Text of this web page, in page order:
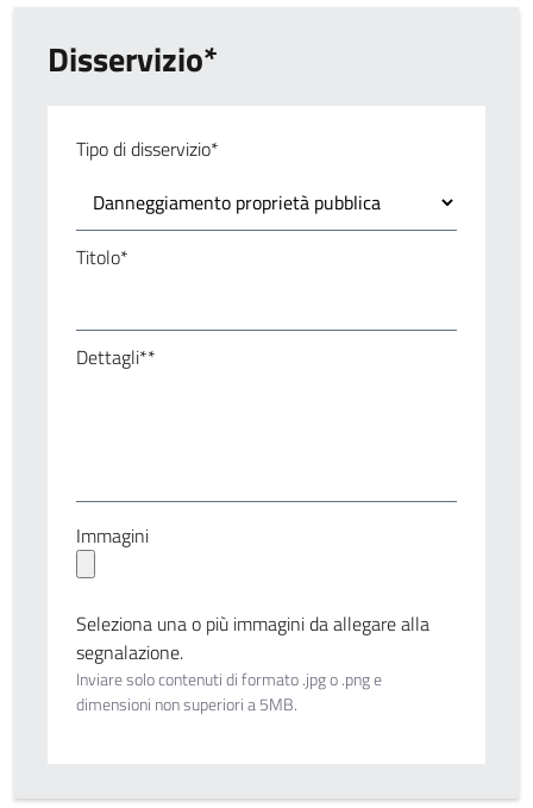
Disservizio*
Tipo di disservizio*
Titolo*
Dettagli**
Immagini
Seleziona una o più immagini da allegare alla
segnalazione.
Inviare solo contenuti di formato .jpg o .png e
dimensioni non superiori a 5MB.